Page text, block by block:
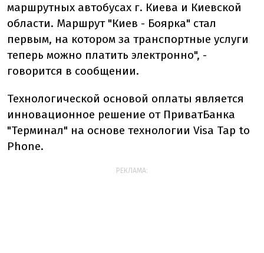
маршрутных автобусах г. Киева и Киевской
области. Маршрут "Киев - Боярка" стал
первым, на котором за транспортные услуги
теперь можно платить электронно", -
говорится в сообщении.
Технологической основой оплаты является
инновационное решение от ПриватБанка
"Терминал" на основе технологии Visa Tap to
Phone.
РЕКЛАМА: